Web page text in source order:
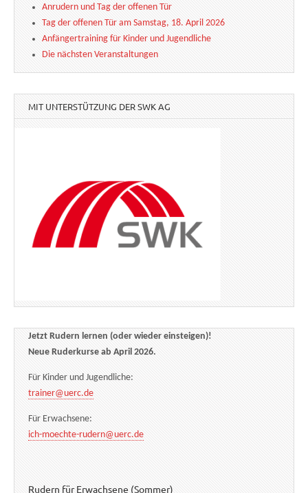
Anrudern und Tag der offenen Tür
Tag der offenen Tür am Samstag, 18. April 2026
Anfängertraining für Kinder und Jugendliche
Die nächsten Veranstaltungen
MIT UNTERSTÜTZUNG DER SWK AG
Jetzt Rudern lernen (oder wieder einsteigen)!
Neue Ruderkurse ab April 2026.
Für Kinder und Jugendliche:
trainer@uerc.de
Für Erwachsene:
ich-moechte-rudern@uerc.de
Rudern für Erwachsene (Sommer)